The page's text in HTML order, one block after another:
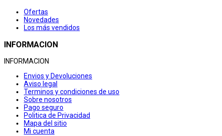
Ofertas
Novedades
Los más vendidos
INFORMACION
INFORMACION
Envios y Devoluciones
Aviso legal
Terminos y condiciones de uso
Sobre nosotros
Pago seguro
Politica de Privacidad
Mapa del sitio
Mi cuenta